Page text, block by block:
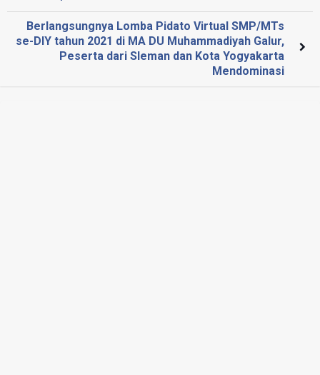
Berlangsungnya Lomba Pidato Virtual SMP/MTs
se-DIY tahun 2021 di MA DU Muhammadiyah Galur,
Peserta dari Sleman dan Kota Yogyakarta
Mendominasi